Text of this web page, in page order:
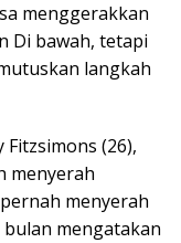
menggerakkan
Di bawah, tetapi
langkah
Fitzsimons (26),
menyerah
menyerah
bulan mengatakan